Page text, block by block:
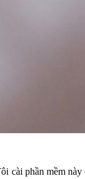
phần mềm